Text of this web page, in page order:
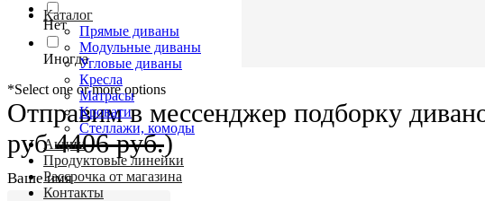
Нет
Иногда
*Select one or more options
Отправим в мессенджер подборку
руб4406 руб.)
Ваше имя
Каталог
Прямые диваны
Модульные диваны
Угловые диваны
Кресла
Матрасы
Кровати
Стеллажи, комоды
Акции
Продуктовые линейки
Рассрочка от магазина
Контакты